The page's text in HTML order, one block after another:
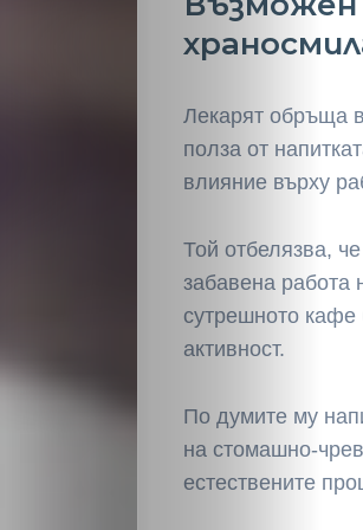
Светско
Крими
Малки
обяви
Таблоид
Новини
Лекарят обръща
полза от
влияние върху
Той отбелязва,
забавена работа
сутрешното кафе
активност.
По думите му
на стомашно-
естествените